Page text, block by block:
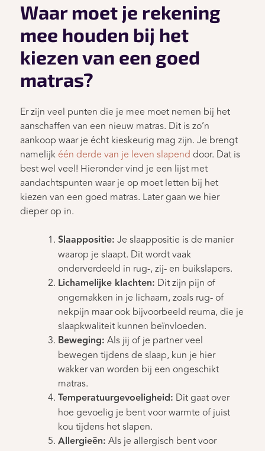
Waar moet je rekening
mee houden bij het
kiezen van een goed
matras?
Er zijn veel punten die je mee moet nemen bij het
aanschaffen van een nieuw matras. Dit is zo’n
aankoop waar je écht kieskeurig mag zijn. Je brengt
namelijkéén derde van je leven slapend door. Dat is
best wel veel! Hieronder vind je een lijst met
aandachtspunten waar je op moet letten bij het
kiezen van een goed matras. Later gaan we hier
dieper op in.
Slaappositie: Je slaappositie is de manier
waarop je slaapt. Dit wordt vaak
onderverdeeld in rug-, zij- en buikslapers.
Lichamelijke klachten: Dit zijn pijn of
ongemakken in je lichaam, zoals rug- of
nekpijn maar ook bijvoorbeeld reuma, die je
slaapkwaliteit kunnen beïnvloeden.
Beweging: Als jij of je partner veel
bewegen tijdens de slaap, kun je hier
wakker van worden bij een ongeschikt
matras.
Temperatuurgevoeligheid: Dit gaat over
hoe gevoelig je bent voor warmte of juist
kou tijdens het slapen.
Allergieën: Als je allergisch bent voor